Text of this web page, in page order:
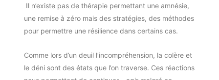
Il n’existe pas de thérapie permettant une amnésie,
une remise à zéro mais des stratégies, des méthodes
pour permettre une résilience dans certains cas.
Comme lors d’un deuil l’incompréhension, la colère et
le déni sont des états que l’on traverse. Ces réactions